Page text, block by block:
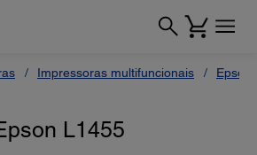
Impressoras multifuncionais Epson
L1455